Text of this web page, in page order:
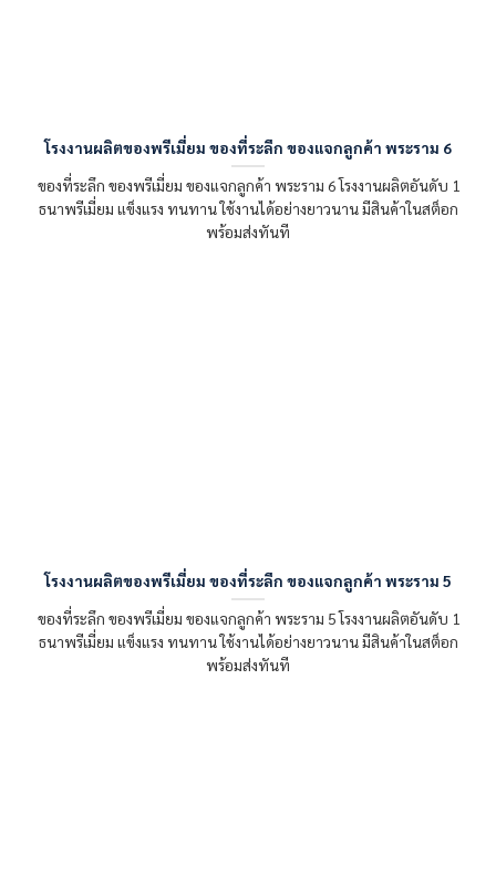
โรงงานผลิตของพรีเมี่ยม ของที่ระลึก ของแจกลูกค้า พระราม 6
ของที่ระลึก ของพรีเมี่ยม ของแจกลูกค้า พระราม 6 โรงงานผลิตอันดับ 1
ธนาพรีเมี่ยม แข็งแรง ทนทาน ใช้งานได้อย่างยาวนาน มีสินค้าในสต็อก
พร้อมส่งทันที
โรงงานผลิตของพรีเมี่ยม ของที่ระลึก ของแจกลูกค้า พระราม 5
ของที่ระลึก ของพรีเมี่ยม ของแจกลูกค้า พระราม 5 โรงงานผลิตอันดับ 1
ธนาพรีเมี่ยม แข็งแรง ทนทาน ใช้งานได้อย่างยาวนาน มีสินค้าในสต็อก
พร้อมส่งทันที